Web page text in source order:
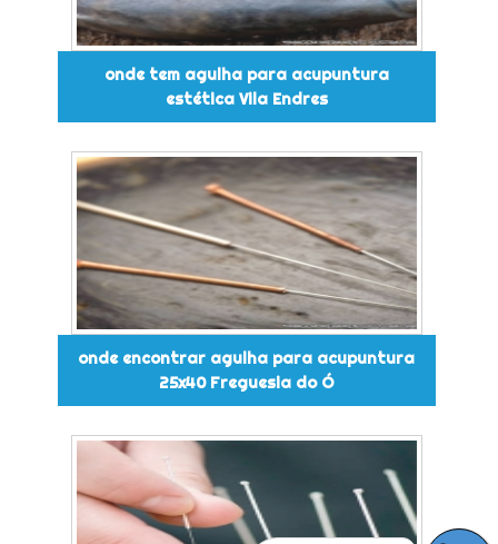
onde tem agulha para acupuntura
estética Vila Endres
onde encontrar agulha para acupuntura
25x40 Freguesia do Ó